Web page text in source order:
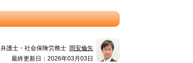
弁護士・社会保険労務士 岡安倫矢
最終更新日：2026年03月03日